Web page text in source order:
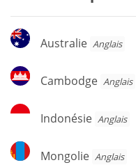
Australie
Australie Anglais
Cambodge
Cambodge Anglais
Indonésie
Indonésie Anglais
Mongolie
Mongolie Anglais